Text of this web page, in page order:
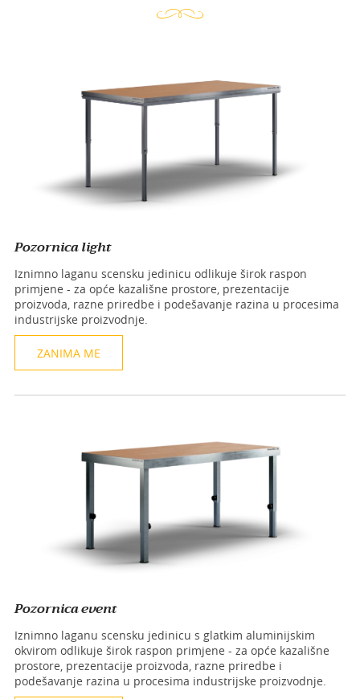
Pozornica light
Iznimno laganu scensku jedinicu odlikuje širok raspon
primjene - za opće kazališne prostore, prezentacije
proizvoda, razne priredbe i podešavanje razina u procesima
industrijske proizvodnje.
ZANIMA ME
Pozornica event
Iznimno laganu scensku jedinicu s glatkim aluminijskim
okvirom odlikuje širok raspon primjene - za opće kazališne
prostore, prezentacije proizvoda, razne priredbe i
podešavanje razina u procesima industrijske proizvodnje.